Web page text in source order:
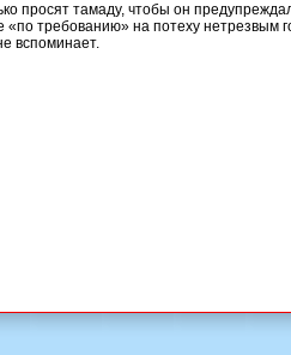
просят тамаду, чтобы он
требованию» на потеху нетрезвым
вспоминает.